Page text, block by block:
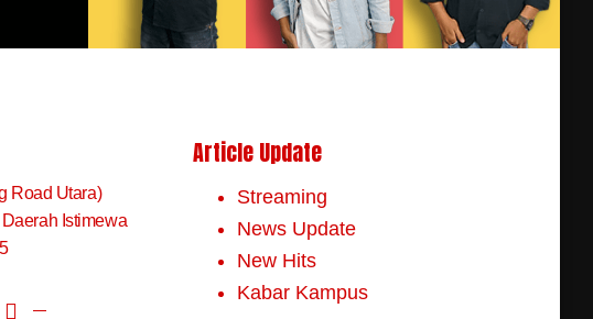
Road Utara)
Istimewa
Article Update
Streaming
News Update
New Hits
Kabar Kampus